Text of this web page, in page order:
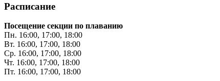
Расписание
Посещение секции по плаванию
Пн. 16:00, 17:00, 18:00
Вт. 16:00, 17:00, 18:00
Ср. 16:00, 17:00, 18:00
Чт. 16:00, 17:00, 18:00
Пт. 16:00, 17:00, 18:00